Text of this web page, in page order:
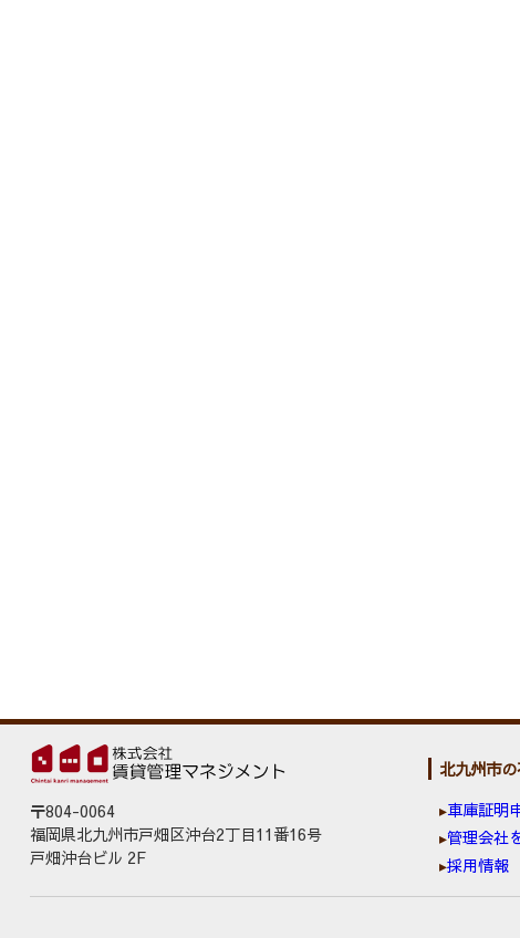
〒804-0064
福岡県北九州市戸畑区沖台2丁目11番16号
戸畑沖台ビル 2F
北九州市
車庫証明
管理会社
採用情報